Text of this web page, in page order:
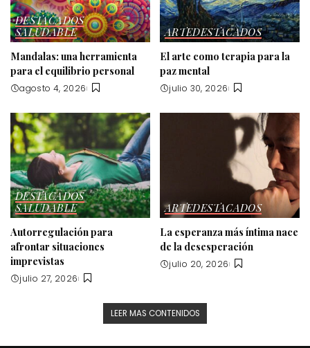
DESTACADOS
SALUDABLE
Mandalas: una herramienta
para el equilibrio personal
agosto 4, 2026
ARTEDESTACADOS
El arte como terapia para la
paz mental
julio 30, 2026
DESTACADOS
SALUDABLE
Autorregulación para
afrontar situaciones
imprevistas
julio 27, 2026
ARTEDESTACADOS
La esperanza más íntima nace
de la desesperación
julio 20, 2026
LEER MAS CONTENIDOS